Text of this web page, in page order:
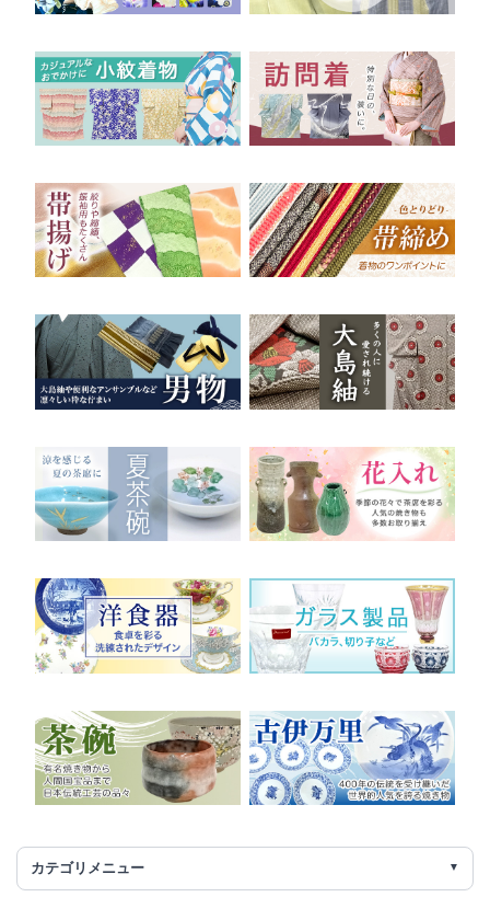
カテゴリメニュー